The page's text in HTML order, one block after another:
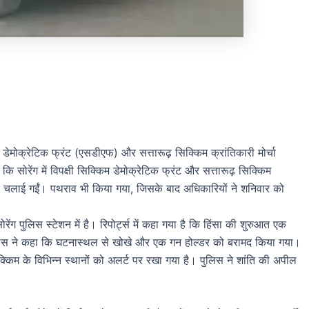
फ्रंट (एसडीएफ) और सत्तारूढ़ सिक्किम क्रांतिकारी मोर्चा
सोरेंग में विपक्षी सिक्किम डेमोक्रेटिक फ्रंट और सत्तारूढ़ सिक्किम
गईं। पथराव भी किया गया, जिसके बाद अधिकारियों ने शनिवार को
पुलिस स्टेशन में है। रिपोर्ट्स में कहा गया है कि हिंसा की शुरुआत एक
ने कहा कि घटनास्थल से खोखे और एक गन होल्डर को बरामद किया गया।
के विभिन्न स्थानों को अलर्ट पर रखा गया है। पुलिस ने शांति की अपील